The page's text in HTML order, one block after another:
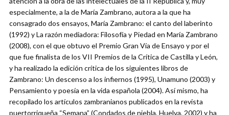
especialmente, a la de María Zambrano, autora a la que ha
consagrado dos ensayos, María Zambrano: el canto del laberinto
(1992) y La razón mediadora: Filosofía y Piedad en María Zambrano
(2008), con el que obtuvo el Premio Gran Vía de Ensayo y por el
que fue finalista de los VII Premios de la Crítica de Castilla y León,
y ha realizado la edición crítica de los siguientes libros de
Zambrano: Un descenso a los infiernos (1995), Unamuno (2003) y
Pensamiento y poesía en la vida española (2004). Así mismo, ha
recopilado los artículos zambranianos publicados en la revista
puertorriqueña “Semana” (Condados de niebla, Huelva, 2002) y ha